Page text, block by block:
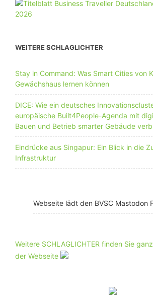
WEITERE SCHLAGLICHTER
Stay in Command: Was Smart Cities von
Gewächshaus lernen können
DICE: Wie ein deutsches
europäische Built4People-Agenda mit
Bauen und Betrieb smarter Gebäude
Eindrücke aus Singapur: Ein Blick in die
Infrastruktur
Webseite lädt den BVSC Mastodon
Weitere SCHLAGLICHTER finden Sie
der Webseite